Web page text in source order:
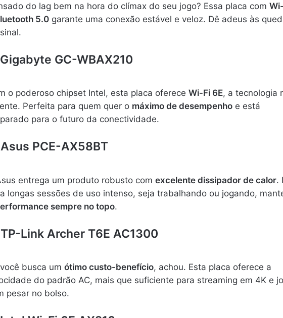
r
T
E
-
L
n
,
W
F
i
.
do lag bem na hora do clímax do seu jogo? Essa placa com
5.0 garante uma conexão estável e veloz. Dê adeus às
GC-WBAX210
o poderoso chipset Intel, esta placa oferece Wi-Fi 6E, a tecnologia
Perfeita para quem quer o máximo de desempenho e está
para o futuro da conectividade.
PCE-AX58BT
entrega um produto robusto com excelente dissipador de calor.
longas sessões de uso intenso, seja trabalhando ou jogando,
sempre no topo.
Link Archer T6E AC1300
busca um ótimo custo-benefício, achou. Esta placa oferece a
do padrão AC, mais que suficiente para streaming em 4K e
pesar no bolso.